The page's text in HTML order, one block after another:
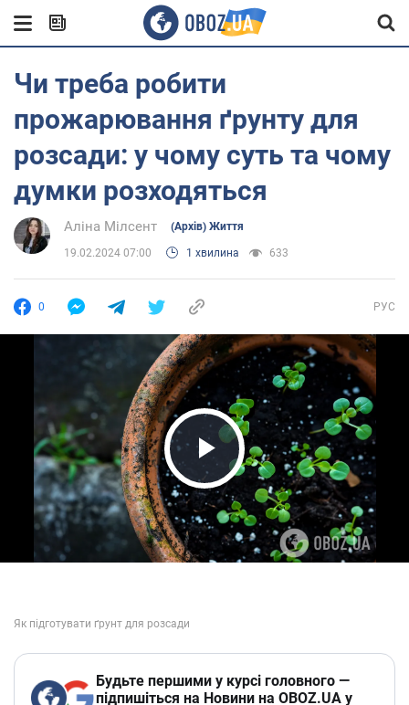
Чи треба робити
прожарювання ґрунту для
розсади: у чому суть та чому
думки розходяться
Аліна Мілсент (Архів) Життя
19.02.2024 07:00 1 хвилина 633
0 РУС
Play Video
Будьте першими у курсі головного —
підпишіться на Новини на OBOZ.UA у